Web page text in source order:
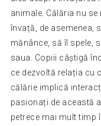
animale. Călăria nu
învață, de asemenea,
mănânce, să îl spele,
saua. Copiii câștigă
ce dezvoltă relația cu
călărie implică
pasionați de această
petrece mai mult timp